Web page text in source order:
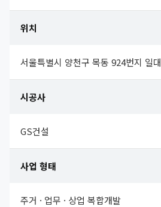
위치
서울특별시 양천구 목동 924번지 일대
시공사
GS건설
사업 형태
주거 · 업무 · 상업 복합개발